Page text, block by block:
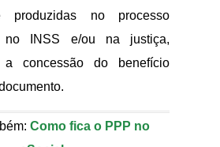
produzidas no processo
no INSS e/ou na justiça,
a concessão do benefício
Como fica o PPP no